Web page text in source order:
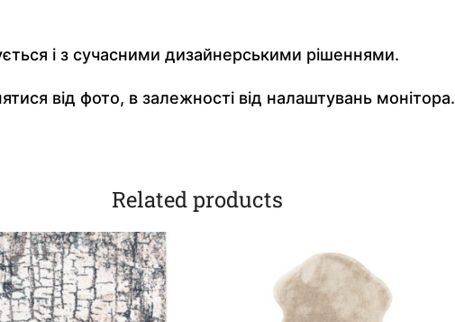
і з сучасними дизайнерськими рішеннями.
від фото, в залежності від налаштувань монітора.
Related products